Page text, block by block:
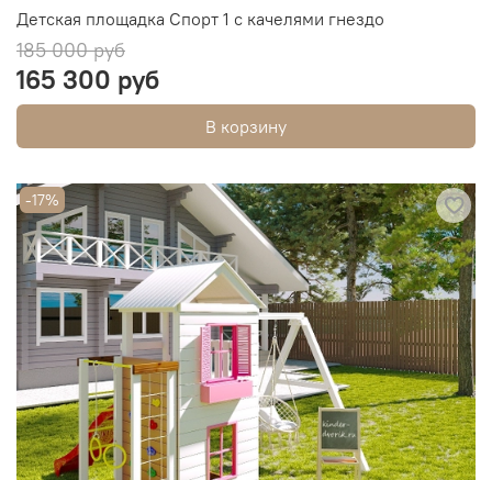
Детская площадка Спорт 1 с качелями гнездо
185 000 руб
165 300 руб
В корзину
-17%